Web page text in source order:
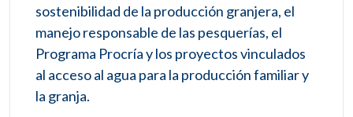
sostenibilidad de la producción granjera, el
manejo responsable de las pesquerías, el
Programa Procría y los proyectos vinculados
al acceso al agua para la producción familiar y
la granja.